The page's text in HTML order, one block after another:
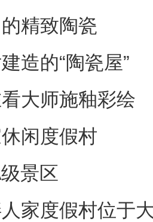
精致陶瓷
造的“陶瓷屋”
大师施釉彩绘
闲度假村
景区
家度假村位于